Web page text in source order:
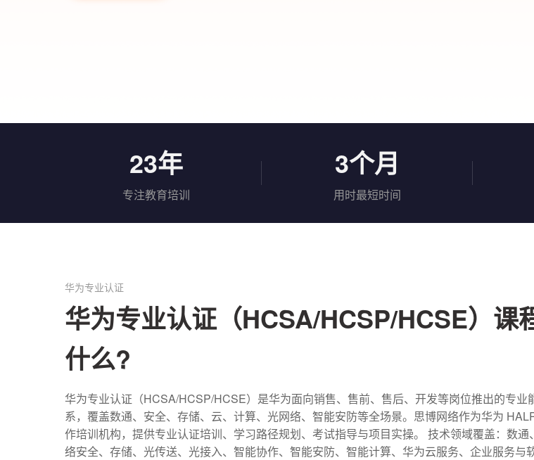
23年
专注教育培训
3个月
用时最短时间
华为专业认证
华为专业认证（HCSA/HCSP/HCSE）课
什么?
华为专业认证（HCSA/HCSP/HCSE）是华为面向销售、售前、售后、开发等岗位推出的专业
系，覆盖数通、安全、存储、云、计算、光网络、智能安防等全场景。思博网络作为华为
作培训机构，提供专业认证培训、学习路径规划、考试指导与项目实操。 技术领域覆盖：数通
络安全、存储、光传送、光接入、智能协作、智能安防、智能计算、华为云服务、企业服务与